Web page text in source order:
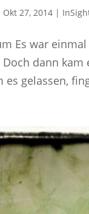
Okt 27, 2014 |
Es war
dann
es gelassen,